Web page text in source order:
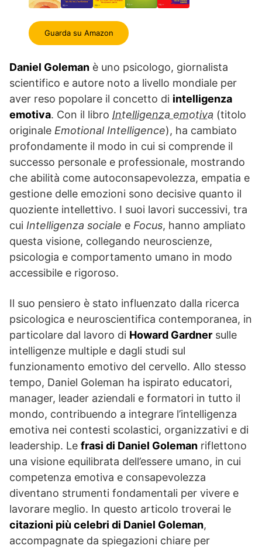
Guarda su Amazon
Daniel Goleman è uno psicologo, giornalista
scientifico e autore noto a livello mondiale per
aver reso popolare il concetto di intelligenza
emotiva. Con il libro Intelligenza emotiva (titolo
originale Emotional Intelligence), ha cambiato
profondamente il modo in cui si comprende il
successo personale e professionale, mostrando
che abilità come autoconsapevolezza, empatia e
gestione delle emozioni sono decisive quanto il
quoziente intellettivo. I suoi lavori successivi, tra
cui Intelligenza sociale e Focus, hanno ampliato
questa visione, collegando neuroscienze,
psicologia e comportamento umano in modo
accessibile e rigoroso.
Il suo pensiero è stato influenzato dalla ricerca
psicologica e neuroscientifica contemporanea, in
particolare dal lavoro di Howard Gardner sulle
intelligenze multiple e dagli studi sul
funzionamento emotivo del cervello. Allo stesso
tempo, Daniel Goleman ha ispirato educatori,
manager, leader aziendali e formatori in tutto il
mondo, contribuendo a integrare l’intelligenza
emotiva nei contesti scolastici, organizzativi e di
leadership. Le frasi di Daniel Goleman riflettono
una visione equilibrata dell’essere umano, in cui
competenza emotiva e consapevolezza
diventano strumenti fondamentali per vivere e
lavorare meglio. In questo articolo troverai le
citazioni più celebri di Daniel Goleman,
accompagnate da spiegazioni chiare per